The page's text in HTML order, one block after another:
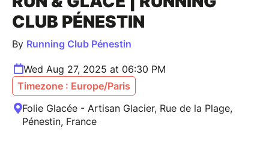
CLUB PÉNESTIN
By Running Club Pénestin
Wed Aug 27, 2025 at 06:30 PM
Timezone : Europe/Paris
Folie Glacée - Artisan Glacier, Rue de la Plage,
Pénestin, France